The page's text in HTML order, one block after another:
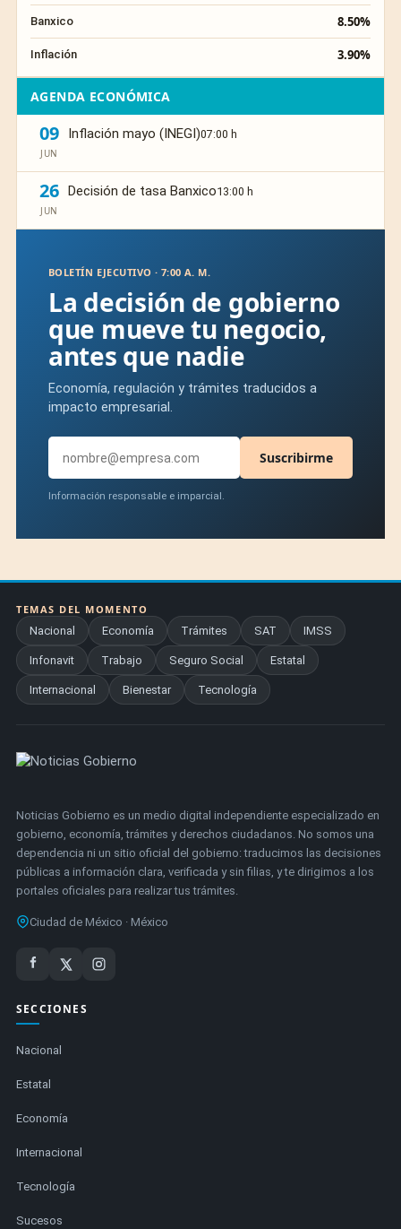
Banxico 8.50%
Inflación 3.90%
AGENDA ECONÓMICA
09
JUN
Inflación mayo (INEGI)07:00 h
26
JUN
Decisión de tasa Banxico13:00 h
BOLETÍN EJECUTIVO · 7:00 A. M.
La decisión de gobierno
que mueve tu negocio,
antes que nadie
Economía, regulación y trámites traducidos a
impacto empresarial.
Suscribirme
Información responsable e imparcial.
TEMAS DEL MOMENTO
Nacional
Economía Trámites SAT IMSS
Infonavit Trabajo Seguro Social Estatal
Internacional Bienestar Tecnología
Noticias Gobierno es un medio digital independiente especializado en
gobierno, economía, trámites y derechos ciudadanos. No somos una
dependencia ni un sitio oficial del gobierno: traducimos las decisiones
públicas a información clara, verificada y sin filias, y te dirigimos a los
portales oficiales para realizar tus trámites.
Ciudad de México · México
SECCIONES
Nacional
Estatal
Economía
Internacional
Tecnología
Sucesos